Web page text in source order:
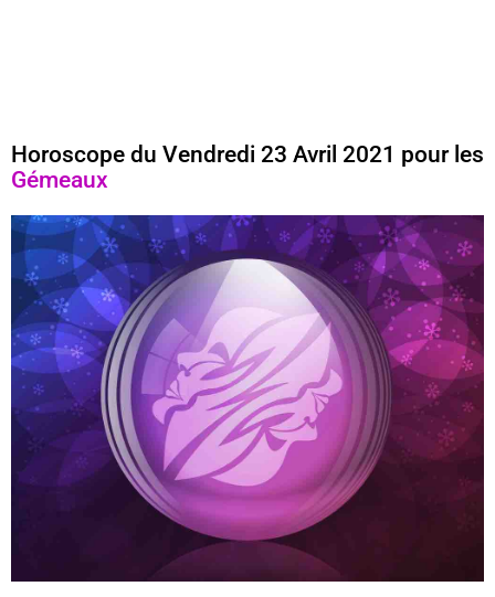
Horoscope du Vendredi 23 Avril 2021 pour les
Gémeaux